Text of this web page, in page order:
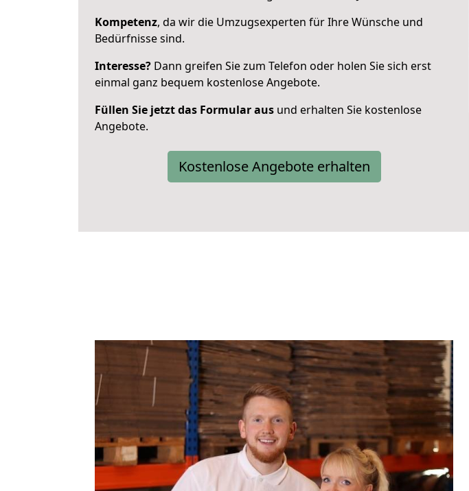
Kompetenz, da wir die Umzugsexperten für Ihre Wünsche und
Bedürfnisse sind.
Interesse? Dann greifen Sie zum Telefon oder holen Sie sich erst
einmal ganz bequem kostenlose Angebote.
Füllen Sie jetzt das Formular aus und erhalten Sie kostenlose
Angebote.
Kostenlose Angebote erhalten